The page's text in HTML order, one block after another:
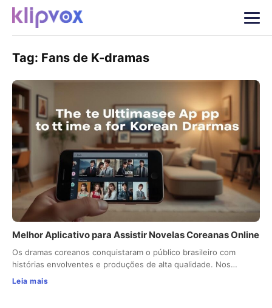
Tag: Fans de K-dramas
Melhor Aplicativo para Assistir Novelas Coreanas Online
Os dramas coreanos conquistaram o público brasileiro com
histórias envolventes e produções de alta qualidade. Nos…
Leia mais